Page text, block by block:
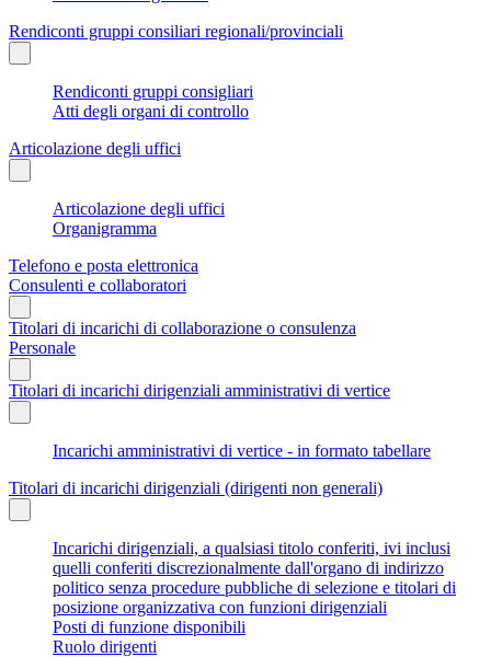
Rendiconti gruppi consiliari regionali/provinciali
Rendiconti gruppi consigliari
Atti degli organi di controllo
Articolazione degli uffici
Articolazione degli uffici
Organigramma
Telefono e posta elettronica
Consulenti e collaboratori
Titolari di incarichi di collaborazione o consulenza
Personale
Titolari di incarichi dirigenziali amministrativi di vertice
Incarichi amministrativi di vertice - in formato tabellare
Titolari di incarichi dirigenziali (dirigenti non generali)
Incarichi dirigenziali, a qualsiasi titolo conferiti, ivi inclusi
quelli conferiti discrezionalmente dall'organo di indirizzo
politico senza procedure pubbliche di selezione e titolari di
posizione organizzativa con funzioni dirigenziali
Posti di funzione disponibili
Ruolo dirigenti